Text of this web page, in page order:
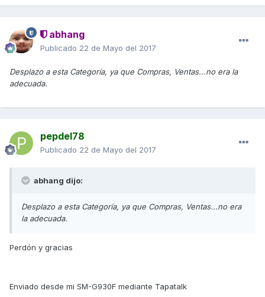
abhang
Publicado 22 de Mayo del 2017
Desplazo a esta Categoría, ya que Compras, Ventas...no era la
adecuada.
pepdel78
Publicado 22 de Mayo del 2017
abhang dijo:
Desplazo a esta Categoría, ya que Compras, Ventas...no era
la adecuada.
Perdón y gracias
Enviado desde mi SM-G930F mediante Tapatalk